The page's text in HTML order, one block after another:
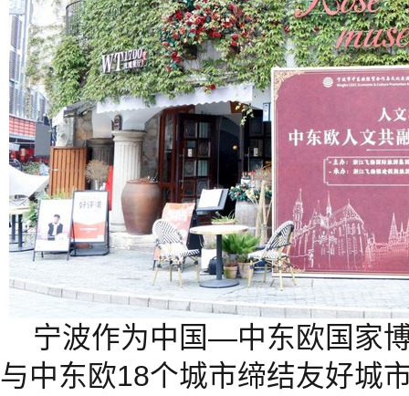
宁波作为中国—中东欧国家
与中东欧18个城市缔结友好城